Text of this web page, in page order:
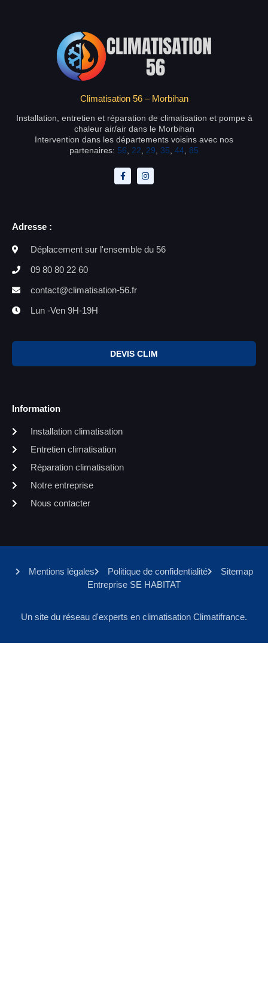
Climatisation 56 – Morbihan
Installation, entretien et réparation de climatisation et pompe à
chaleur air/air dans le Morbihan
Intervention dans les départements voisins avec nos
partenaires: 56 22 29 35 44 85
Adresse :
Déplacement sur l'ensemble du 56
09 80 80 22 60
contact@climatisation-56.fr
Lun -Ven 9H-19H
DEVIS CLIM
Information
Installation climatisation
Entretien climatisation
Réparation climatisation
Notre entreprise
Nous contacter
Mentions légales Politique de confidentialité
Sitemap
Entreprise SE HABITAT
Un site du réseau d'experts en climatisation Climatifrance.